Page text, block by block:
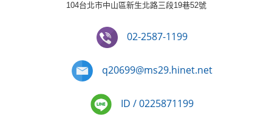
104台北市中山區新生北路三段19巷52號
02-2587-1199
q20699@ms29.hinet.net
ID / 0225871199